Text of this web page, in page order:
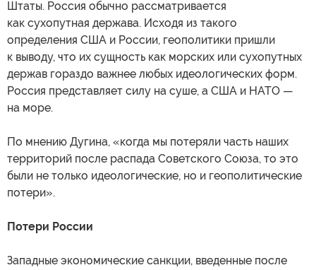
Штаты. Россия обычно рассматривается
как сухопутная держава. Исходя из такого
определения США и России, геополитики пришли
к выводу, что их сущность как морских или сухопутных
держав гораздо важнее любых идеологических форм.
Россия представляет силу на суше, а США и НАТО —
на море.
По мнению Дугина, «когда мы потеряли часть наших
территорий после распада Советского Союза, то это
были не только идеологические, но и геополитические
потери».
Потери России
Западные экономические санкции, введенные после